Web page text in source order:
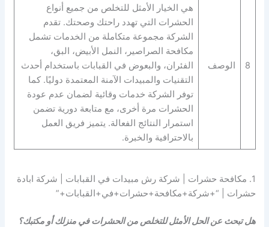
8 الوصف
هي الخيار الأمثل للتخلص من جميع أنواع
الحشرات التي تهدد راحتك وصحتك. تقدم
الشركة مجموعة متكاملة من الخدمات تشمل
مكافحة الصراصير، النمل الأبيض، البق،
الفئران، والبعوض في القبابات باستخدام أحدث
التقنيات والمبيدات الآمنة المعتمدة دوليًا. كما
توفر الشركة خدمات وقائية لضمان عدم عودة
الحشرات مرة أخرى، مع متابعة دورية تضمن
استمرار النتائج الفعالة. يتميز فريق العمل
بالاحترافية والخبرة.
1. مكافحة حشرات | شركة رش مبيدات في القبابات | شركة ابادة
حشرات | “+شركة+مكافحة+حشرات+في+القبابات+”
هل تبحث عن الحل الأمثل للتخلص من الحشرات في منزلك أو مكتبك؟